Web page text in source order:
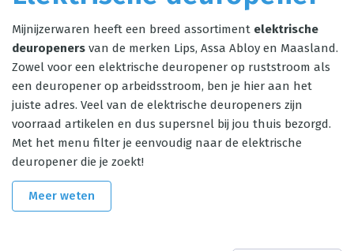
Mijnijzerwaren heeft een breed assortiment elektrische
deuropeners van de merken Lips, Assa Abloy en Maasland.
Zowel voor een elektrische deuropener op ruststroom als
een deuropener op arbeidsstroom, ben je hier aan het
juiste adres. Veel van de elektrische deuropeners zijn
voorraad artikelen en dus supersnel bij jou thuis bezorgd.
Met het menu filter je eenvoudig naar de elektrische
deuropener die je zoekt!
Meer weten